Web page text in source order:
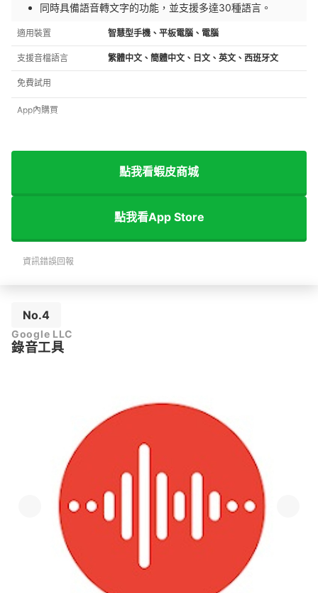
同時具備語音轉文字的功能，並支援多達30種語言。
適用裝置 智慧型手機、平板電腦、電腦
支援音檔語言 繁體中文、簡體中文、日文、英文、西班牙文
免費試用
App內購買
點我看蝦皮商城
點我看App Store
資訊錯誤回報
No.4
Google LLC
錄音工具